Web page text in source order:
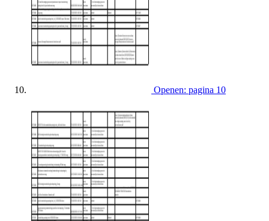
Openen: pagina 10